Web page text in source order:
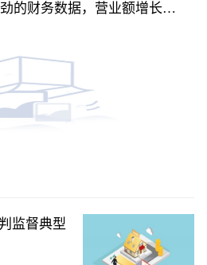
的财务数据，营业额增长
监督典型